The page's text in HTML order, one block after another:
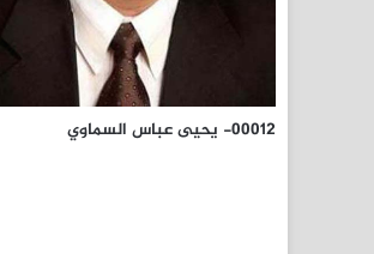
00012- يحيى عباس السماوي